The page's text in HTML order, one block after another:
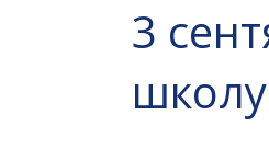
3
школу